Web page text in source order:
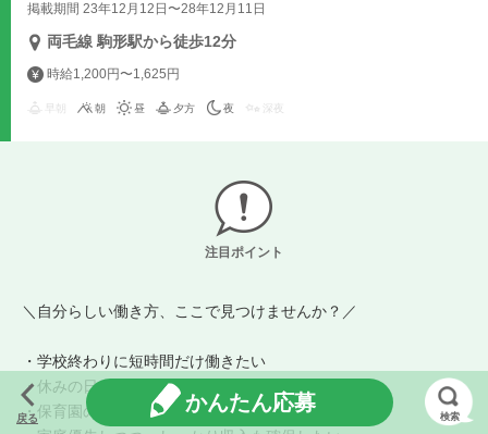
掲載期間 23年12月12日〜28年12月11日
両毛線 駒形駅から徒歩12分
時給1,200円〜1,625円
朝 昼 夕方 夜 深夜
注目ポイント
＼自分らしい働き方、ここで見つけませんか？／
・学校終わりに短時間だけ働きたい
・休みの日にガッツリ稼ぎたい
・保育園の時間だけ働きたい
戻る
かんたん応募
検索